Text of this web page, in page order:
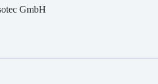
GmbH